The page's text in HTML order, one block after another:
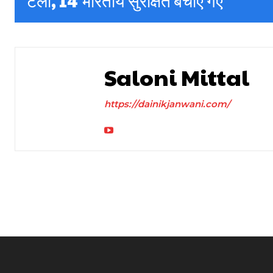
Saloni Mittal
https://dainikjanwani.com/